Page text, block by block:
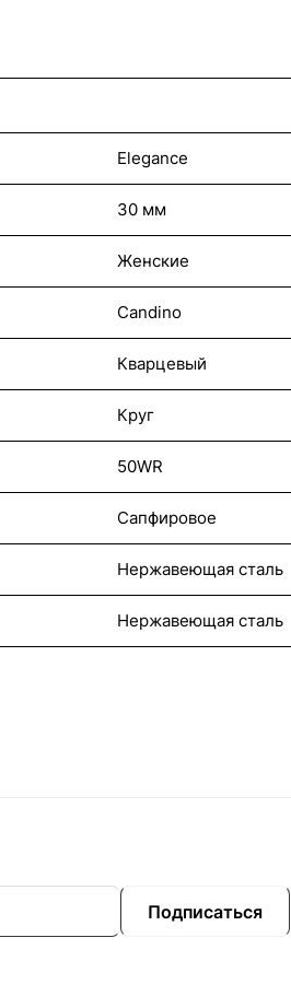
Elegance
30 мм
Женские
Candino
Кварцевый
Круг
50WR
Сапфировое
Нержавеющая сталь
Нержавеющая сталь
Подписаться